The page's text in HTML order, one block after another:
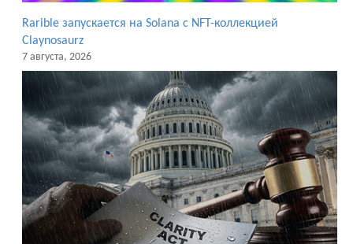
Rarible запускается на Solana с NFT-коллекцией
Claynosaurz
7 августа, 2026